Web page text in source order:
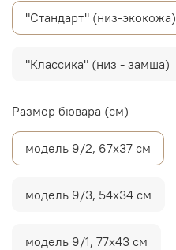
"Стандарт" (низ-экокожа)
"Классика" (низ - замша)
Размер бювара (см)
модель 9/2, 67х37 см
модель 9/3, 54х34 см
модель 9/1, 77х43 см